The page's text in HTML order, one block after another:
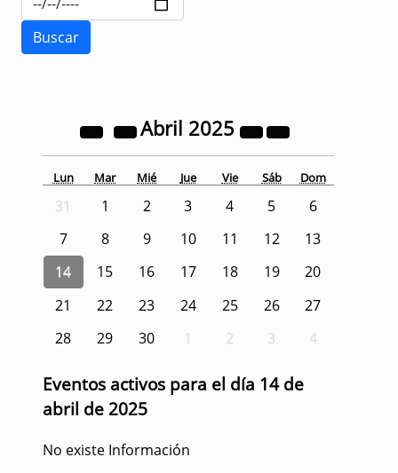
Abril 2025
Lun Mar Mié Jue Vie Sáb Dom
31 1 2 3 4 5
6
7
8 9 10 11 12
13
14
15 16 17 18 19
20
21
22 23 24 25 26
27
28
29 30 1 2 3 4
Eventos activos para el día 14 de
abril de 2025
No existe Información